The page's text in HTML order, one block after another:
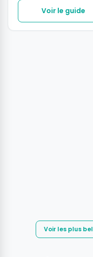
Voir le guide
Voir les plus